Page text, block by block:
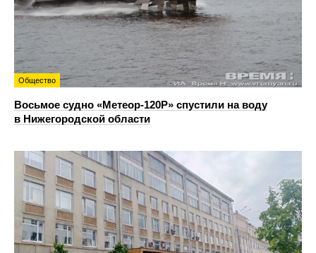
Общество
Восьмое судно «Метеор-120Р» спустили на воду
в Нижегородской области